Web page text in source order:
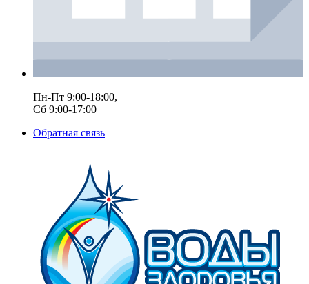
Пн-Пт 9:00-18:00,
Сб 9:00-17:00
Обратная связь